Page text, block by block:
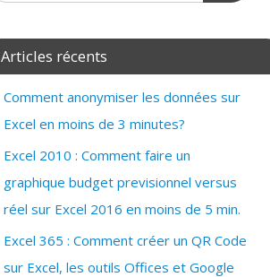
Articles récents
Comment anonymiser les données sur
Excel en moins de 3 minutes?
Excel 2010 : Comment faire un
graphique budget previsionnel versus
réel sur Excel 2016 en moins de 5 min.
Excel 365 : Comment créer un QR Code
sur Excel, les outils Offices et Google